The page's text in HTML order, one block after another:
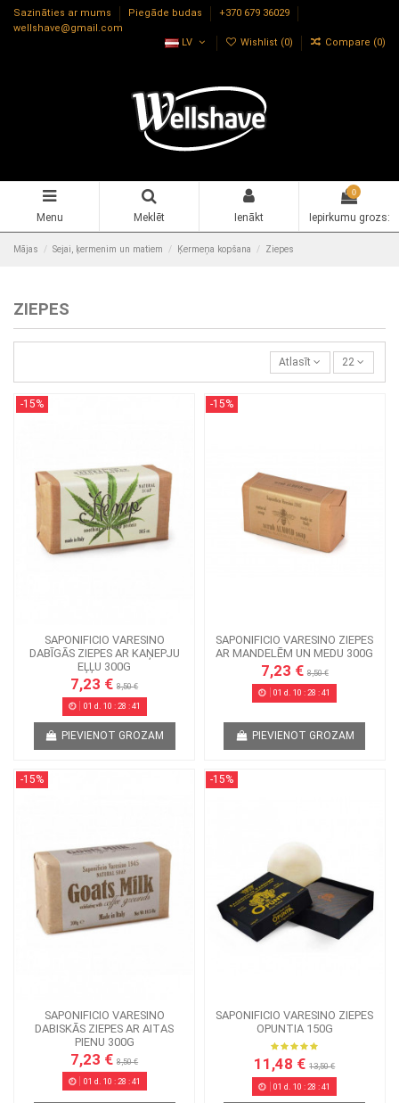
Sazināties ar mums Piegāde budas
+370 679 36029
wellshave@gmail.com
LV
Wishlist (0) Compare (0)
Menu Meklēt Ienākt
0
Iepirkumu grozs:
Mājas Sejai, ķermenim un matiem Ķermeņa kopšana Ziepes
ZIEPES
Atlasīt 22
-15%
SAPONIFICIO VARESINO
DABĪGĀS ZIEPES AR KAŅEPJU
EĻĻU 300G
7,23 €8,50 €
01 d. 10 :28 :41
PIEVIENOT GROZAM
-15%
SAPONIFICIO VARESINO ZIEPES
AR MANDELĒM UN MEDU 300G
7,23 € 8,50 €
01 d. 10 :28 :41
PIEVIENOT GROZAM
-15%
SAPONIFICIO VARESINO
DABISKĀS ZIEPES AR AITAS
PIENU 300G
7,23 €8,50 €
01 d. 10 :28 :41
-15%
SAPONIFICIO VARESINO ZIEPES
OPUNTIA 150G
11,48 €13,50 €
01 d. 10 :28 :41